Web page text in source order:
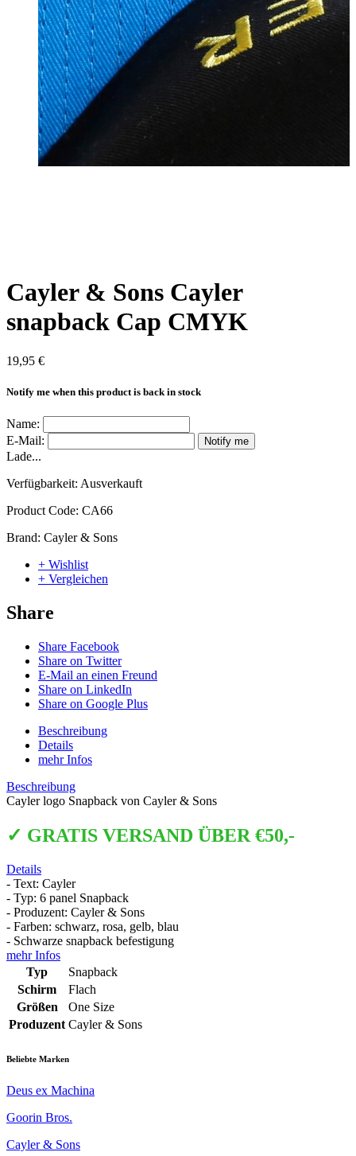
Cayler & Sons Cayler
snapback Cap CMYK
19,95 €
Notify me when this product is back in stock
Name:
E-Mail:
Notify me
Lade...
Verfügbarkeit: Ausverkauft
Product Code: CA66
Brand: Cayler & Sons
+ Wishlist
+ Vergleichen
Share
Share Facebook
Share on Twitter
E-Mail an einen Freund
Share on LinkedIn
Share on Google Plus
Beschreibung
Details
mehr Infos
Beschreibung
Cayler logo Snapback von Cayler & Sons
✓ GRATIS VERSAND ÜBER €50,-
Details
- Text: Cayler
- Typ: 6 panel Snapback
- Produzent: Cayler & Sons
- Farben: schwarz, rosa, gelb, blau
- Schwarze snapback befestigung
mehr Infos
Typ
Snapback
Schirm
Flach
Größen
One Size
Produzent Cayler & Sons
Beliebte Marken
Deus ex Machina
Goorin Bros.
Cayler & Sons